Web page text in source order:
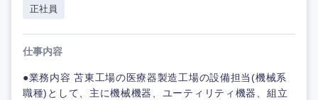
正社員
仕事内容
●業務内容 苫東工場の医療器製造工場の設備担当(機械系
職種)として、主に機械機器、ユーティリティ機器、組立